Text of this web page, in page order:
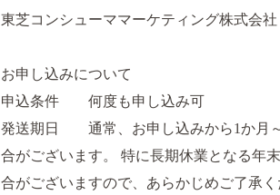
東芝コンシューママーケティング株式会社
お申し込みについて
申込条件 何度も申し込み可
発送期日 通常、お申し込みから1か月～
合がございます。 特に長期休業となる年
合がございますので、あらかじめご了承く